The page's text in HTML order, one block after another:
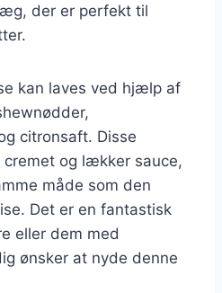
der er perfekt til
kan laves ved hjælp af
citronsaft. Disse
cremet og lækker sauce,
måde som den
Det er en fantastisk
eller dem med
ønsker at nyde denne